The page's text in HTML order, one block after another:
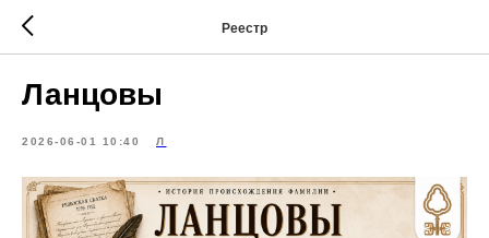
Реестр
Ланцовы
2026-06-01 10:40 Л